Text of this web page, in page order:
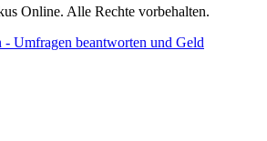
Online. Alle Rechte vorbehalten.